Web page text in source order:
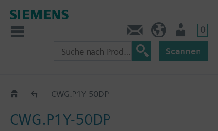
0
Scannen
Connect Box
CWG.P1Y-50DP
CWG.P1Y-50DP